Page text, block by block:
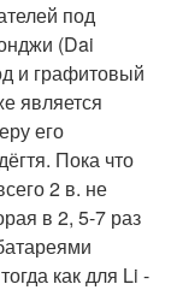
под
(Dai
и графитовый
является
его
Пока что
2 в. не
в 2, 5-7 раз
как для Li -